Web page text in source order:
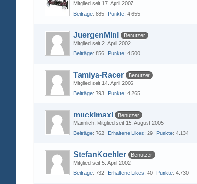
Mitglied seit 17. April 2007
Beiträge 885 Punkte 4.655
JuergenMini
Benutzer
Mitglied seit 2. April 2002
Beiträge 856 Punkte 4.500
Tamiya-Racer
Benutzer
Mitglied seit 14. April 2006
Beiträge 793 Punkte 4.265
mucklmaxl
Benutzer
Männlich Mitglied seit 15. August 2005
Beiträge 762 Erhaltene Likes 29 Punkte 4.134
StefanKoehler
Benutzer
Mitglied seit 5. April 2002
Beiträge 732 Erhaltene Likes 40 Punkte 4.730